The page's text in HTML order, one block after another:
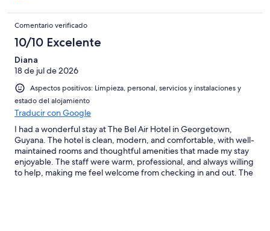
Comentario verificado
10/10 Excelente
Diana
18 de jul de 2026
Aspectos positivos: Limpieza, personal, servicios y instalaciones y
estado del alojamiento
Traducir con Google
I had a wonderful stay at The Bel Air Hotel in Georgetown,
Guyana. The hotel is clean, modern, and comfortable, with well-
maintained rooms and thoughtful amenities that made my stay
enjoyable. The staff were warm, professional, and always willing
to help, making me feel welcome from checking in and out. The